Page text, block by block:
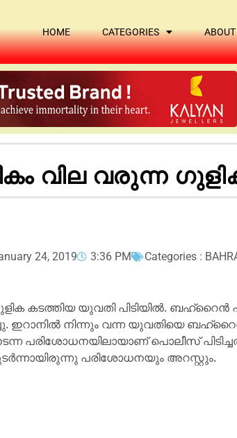
HOME CATEGORIES ABOUT
വില വരുന്ന
24, 2019 3:36 PM Categories :
ഗുളിക കടത്തിയ യുവതി പിടിയിൽ.
ഇറാനിൽ നിന്നും വന്ന യുവതിയെ
പരിശോധനയിലായാണ് പൊലീസ്
പരിശോധനയും അറസ്റ്റും.